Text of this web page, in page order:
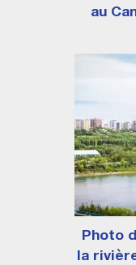
au
Photo
la